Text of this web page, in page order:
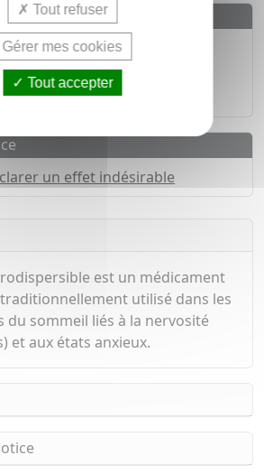
d'origineCERTIFIÉE
Chronopost
un effet indésirable
est un médicament
utilisé dans les
sommeil liés à la nervosité
et aux états anxieux.
Tout refuser
Gérer mes cookies
Tout accepter